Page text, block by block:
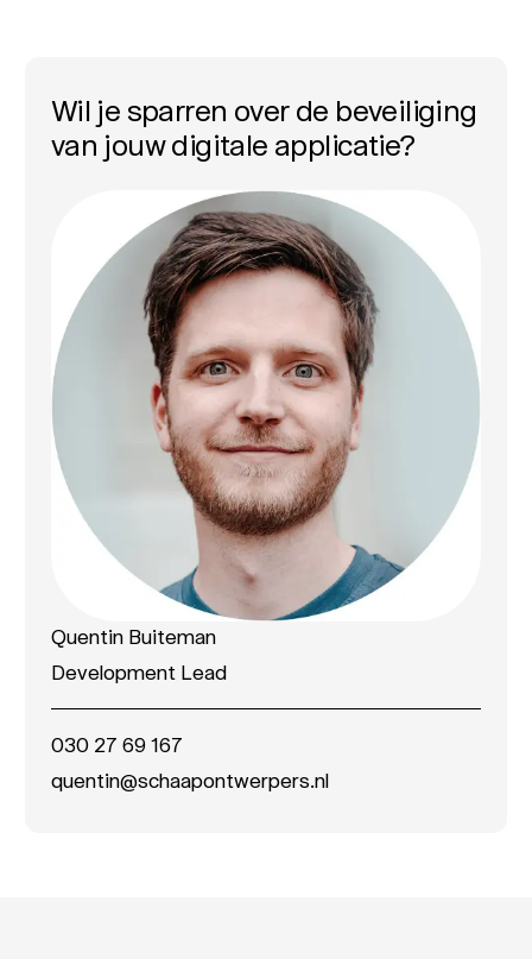
Wil je sparren over de beveiliging
van jouw digitale applicatie?
Quentin Buiteman
Development Lead
030 27 69 167
quentin@schaapontwerpers.nl